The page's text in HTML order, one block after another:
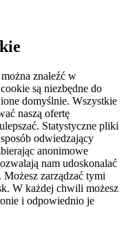
znaleźć w
są niezbędne do
domyślnie. Wszystkie
naszą ofertę
Statystyczne pliki
odwiedzający
anonimowe
nam udoskonalać
zarządzać tymi
W każdej chwili możesz
i odpowiednio je